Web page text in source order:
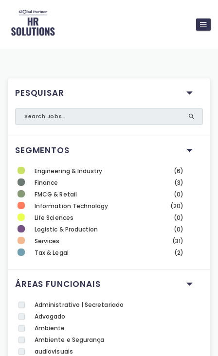
PESQUISAR
SEGMENTOS
Engineering & Industry
(6)
Finance
(3)
FMCG & Retail
(0)
Information Technology
(20)
Life Sciences
(0)
Logistic & Production
(0)
Services
(31)
Tax & Legal
(2)
ÁREAS FUNCIONAIS
Administrativo | Secretariado
Advogado
Ambiente
Ambiente e Segurança
audiovisuais